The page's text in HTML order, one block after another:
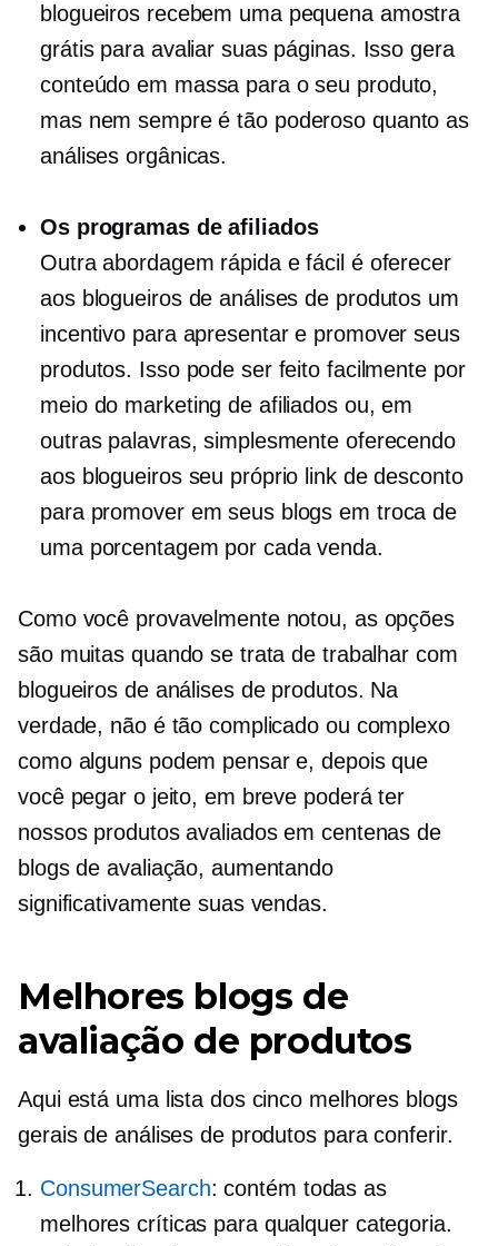
blogueiros recebem uma pequena amostra
grátis para avaliar suas páginas. Isso gera
conteúdo em massa para o seu produto,
mas nem sempre é tão poderoso quanto as
análises orgânicas.
Os programas de afiliados
Outra abordagem rápida e fácil é oferecer
aos blogueiros de análises de produtos um
incentivo para apresentar e promover seus
produtos. Isso pode ser feito facilmente por
meio do marketing de afiliados ou, em
outras palavras, simplesmente oferecendo
aos blogueiros seu próprio link de desconto
para promover em seus blogs em troca de
uma porcentagem por cada venda.
Como você provavelmente notou, as opções
são muitas quando se trata de trabalhar com
blogueiros de análises de produtos. Na
verdade, não é tão complicado ou complexo
como alguns podem pensar e, depois que
você pegar o jeito, em breve poderá ter
nossos produtos avaliados em centenas de
blogs de avaliação, aumentando
significativamente suas vendas.
Melhores blogs de
avaliação de produtos
Aqui está uma lista dos cinco melhores blogs
gerais de análises de produtos para conferir.
ConsumerSearch: contém todas as
melhores críticas para qualquer categoria.